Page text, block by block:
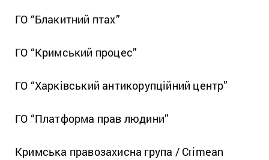
ГО “Блакитний птах”
ГО “Кримський процес”
ГО “Харківський антикорупційний центр”
ГО “Платформа прав людини”
Кримська правозахисна група / Crimean